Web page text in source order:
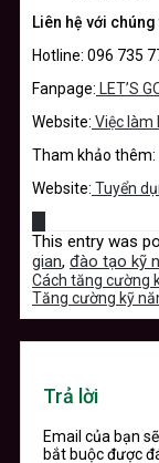
Liên hệ với
Hotline: 096 735
Fanpage: LET’S
Website: Việc làm
Tham khảo thêm:
Website: Tuyển
This entry was
gian, đào tạo kỹ
Cách tăng cường
Tăng cường kỹ
Trả lời
Email của bạn
bắt buộc được